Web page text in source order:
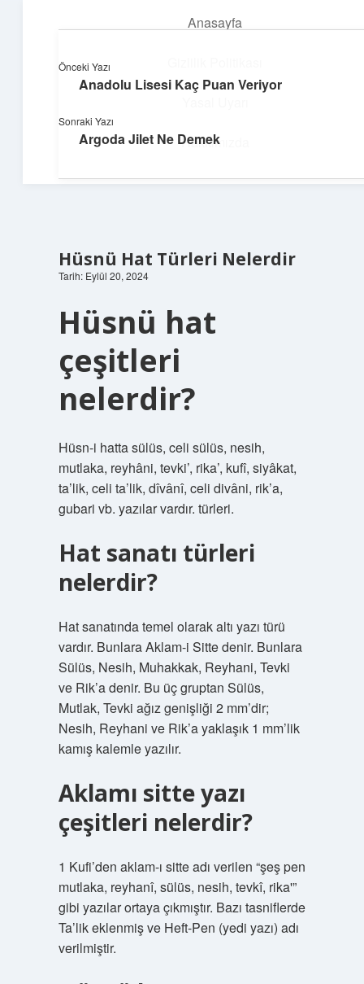
Anasayfa
Hakkımızda
Yumuşak Teknoloji Rehberi
Dijital dünyada huzurlu bir yolculuk!
Hüsnü Hat Türleri Nelerdir
Tarih: Eylül 20, 2024
Hüsnü hat
çeşitleri
nelerdir?
Hüsn-i hatta sülüs, celi sülüs, nesih,
mutlaka, reyhâni, tevki’, rika’, kufî, siyâkat,
ta’lik, celi ta’lik, dîvânî, celi divâni, rik’a,
gubari vb. yazılar vardır. türleri.
Hat sanatı türleri
nelerdir?
Hat sanatında temel olarak altı yazı türü
vardır. Bunlara Aklam-i Sitte denir. Bunlara
Sülüs, Nesih, Muhakkak, Reyhani, Tevki
ve Rik’a denir. Bu üç gruptan Sülüs,
Mutlak, Tevki ağız genişliği 2 mm’dir;
Nesih, Reyhani ve Rik’a yaklaşık 1 mm’lik
kamış kalemle yazılır.
Aklamı sitte yazı
çeşitleri nelerdir?
1 Kufi’den aklam-ı sitte adı verilen “şeş pen
mutlaka, reyhanî, sülüs, nesih, tevkî, rika'”
gibi yazılar ortaya çıkmıştır. Bazı tasniflerde
Ta’lik eklenmiş ve Heft-Pen (yedi yazı) adı
verilmiştir.
Önceki Yazı
Anadolu Lisesi Kaç Puan Veriyor
Sonraki Yazı
Argoda Jilet Ne Demek